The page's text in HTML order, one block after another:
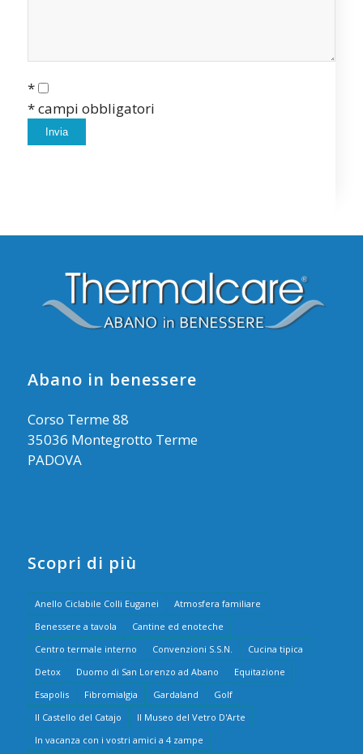
*
* campi obbligatori
Abano in benessere
Corso Terme 88
35036 Montegrotto Terme
PADOVA
Scopri di più
Anello Ciclabile Colli Euganei
Atmosfera familiare
Benessere a tavola
Cantine ed enoteche
Centro termale interno
Convenzioni S.S.N.
Cucina tipica
Detox
Duomo di San Lorenzo ad Abano
Equitazione
Esapolis
Fibromialgia Gardaland
Golf
Il Castello del Catajo
Il Museo del Vetro D'Arte
In vacanza con i vostri amici a 4 zampe